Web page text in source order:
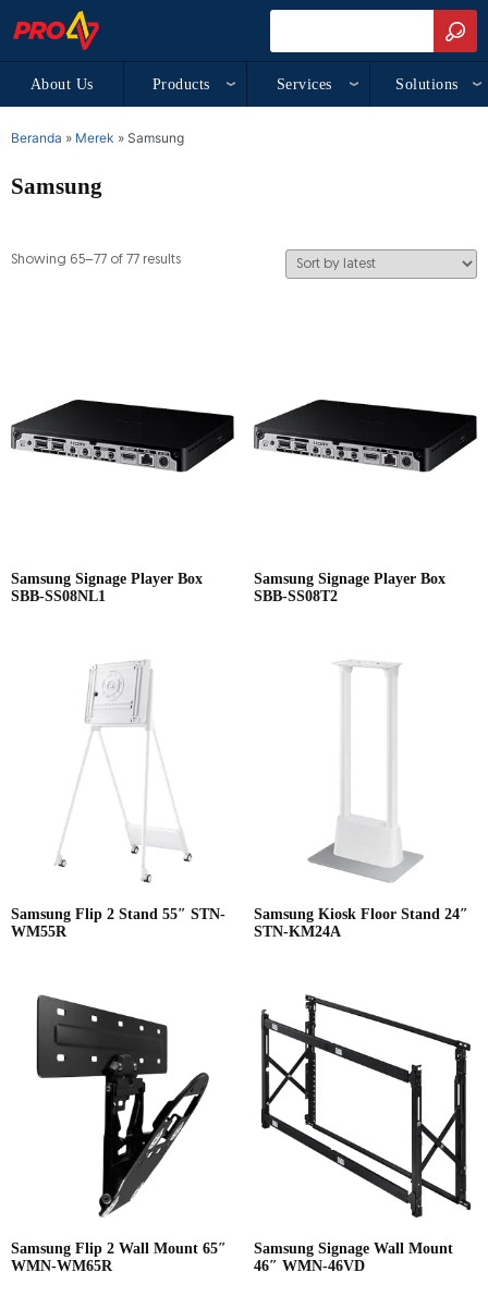
About Us Products Services Solutions
Beranda » Merek » Samsung
Samsung
Showing 65–77 of 77 results
Samsung Signage Player Box
SBB-SS08NL1
Samsung Signage Player Box
SBB-SS08T2
Samsung Flip 2 Stand 55″ STN-
WM55R
Samsung Kiosk Floor Stand 24″
STN-KM24A
Samsung Flip 2 Wall Mount 65″
WMN-WM65R
Samsung Signage Wall Mount
46″ WMN-46VD